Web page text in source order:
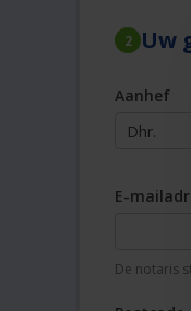
2 Uw
Aanhef
E-
De notaris